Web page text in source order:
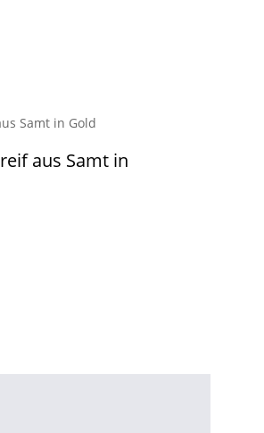
aus Samt in